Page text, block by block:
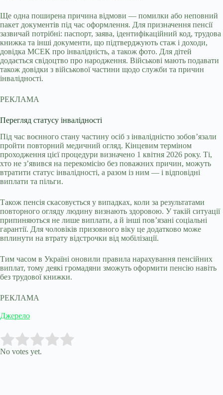
Ще одна поширена причина відмови — помилки або неповний
пакет документів під час оформлення. Для призначення пенсії
зазвичай потрібні: паспорт, заява, ідентифікаційний код, трудова
книжка та інші документи, що підтверджують стаж і доходи,
довідка МСЕК про інвалідність, а також фото. Для дітей
додається свідоцтво про народження. Військові мають подавати
також довідки з військової частини щодо служби та причин
інвалідності.
РЕКЛАМА
Перегляд статусу інвалідності
Під час воєнного стану частину осіб з інвалідністю зобов’язали
пройти повторний медичний огляд. Кінцевим терміном
проходження цієї процедури визначено 1 квітня 2026 року. Ті,
хто не з’явився на перекомісію без поважних причин, можуть
втратити статус інвалідності, а разом із ним — і відповідні
виплати та пільги.
Також пенсія скасовується у випадках, коли за результатами
повторного огляду людину визнають здоровою. У такій ситуації
припиняються не лише виплати, а й інші пов’язані соціальні
гарантії. Для чоловіків призовного віку це додатково може
вплинути на втрату відстрочки від мобілізації.
Тим часом в Україні оновили правила нарахування пенсійних
виплат, тому деякі громадяни зможуть оформити пенсію навіть
без трудової книжки.
РЕКЛАМА
Джерело
Rate this item:
No votes yet.